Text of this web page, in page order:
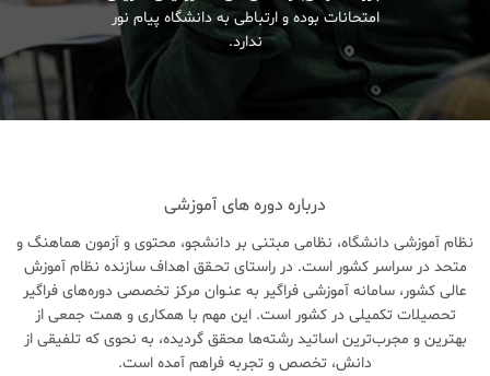
امتحانات بوده و ارتباطی به دانشگاه پیام نور
ندارد.
درباره دوره های آموزشی
نظام آموزشی دانشگاه، نظامی مبتنی بر دانشجو، محتوی و آزمون هماهنگ و
متحد در سراسر کشور است. در راستای تحـقق اهداف سازنده نظام آموزش
عالی کشور، سامانه آموزشی فراگیر به عنـوان مرکز تخصصی دوره‌های فراگیر
تحصیلات تکمیلی در کشور است. این مهم با همکاری و همت جمعی از
بهترین و مجرب‌ترین اساتید رشته‌ها محقق گردیده، به نحوی که تلفیقی از
دانش، تخصص و تجربه فراهم آمده است.